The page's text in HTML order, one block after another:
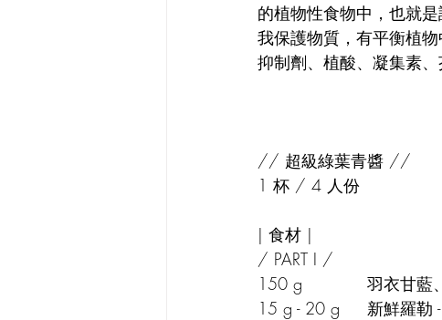
的植物性食物中，也就
我保護物質，有平衡植
抑制劑、植酸、凝集素、
// 超級綠葉青醬 //
1 杯 / 4 人份
| 食材 |
/ PART I /
150 g		羽
15 g - 20 g 	新